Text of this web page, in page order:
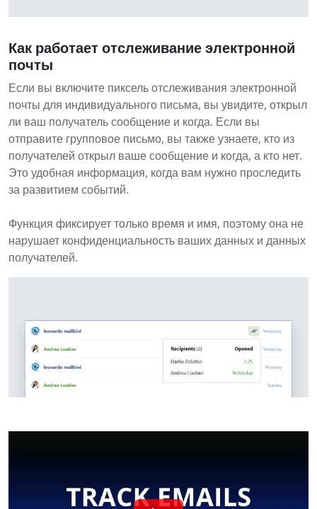
Как работает отслеживание электронной
почты
Если вы включите пиксель отслеживания электронной
почты для индивидуального письма, вы увидите, открыл
ли ваш получатель сообщение и когда. Если вы
отправите групповое письмо, вы также узнаете, кто из
получателей открыл ваше сообщение и когда, а кто нет.
Это удобная информация, когда вам нужно проследить
за развитием событий.
Функция фиксирует только время и имя, поэтому она не
нарушает конфиденциальность ваших данных и данных
получателей.